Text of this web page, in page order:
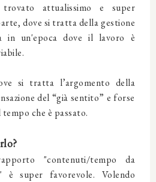
attualissimo e super
dove si tratta della gestione
in un'epoca dove il lavoro è
si tratta l’argomento della
del “già sentito” e forse
che è passato.
"contenuti/tempo da
è super favorevole. Volendo